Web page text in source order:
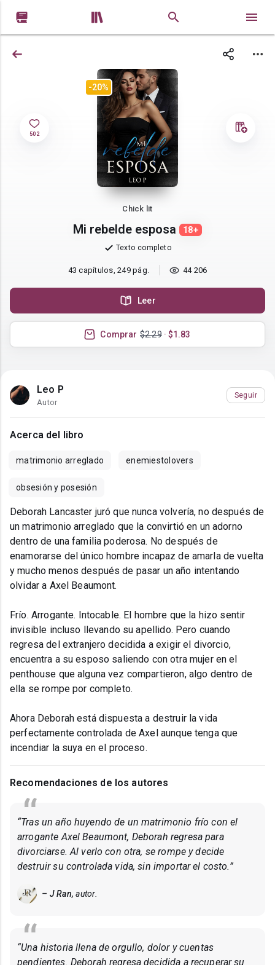
 
502
-20%
Chick lit
Mi rebelde esposa 18+
Texto completo
43 capítulos, 249 pág. 44 206
Leer
Comprar $2.29· $1.83
Leo P
Autor
Seguir
Acerca del libro
matrimonio arreglado enemiestolovers
obsesión y posesión
Deborah Lancaster juró que nunca volvería, no después de
un matrimonio arreglado que la convirtió en un adorno
dentro de una familia poderosa. No después de
enamorarse del único hombre incapaz de amarla de vuelta
y mucho menos después de pasar un año intentando
olvidar a Axel Beaumont.
Frío. Arrogante. Intocable. El hombre que la hizo sentir
invisible incluso llevando su apellido. Pero cuando
regresa del extranjero decidida a exigir el divorcio,
encuentra a su esposo saliendo con otra mujer en el
penthouse que alguna vez compartieron, algo dentro de
ella se rompe por completo.
Ahora Deborah está dispuesta a destruir la vida
perfectamente controlada de Axel aunque tenga que
incendiar la suya en el proceso.
Recomendaciones de los autores
“Tras un año huyendo de un matrimonio frío con el
arrogante Axel Beaumont, Deborah regresa para
divorciarse. Al verlo con otra, se rompe y decide
destruir su controlada vida, sin importar el costo.”
– J Ran, autor.
“Una historia llena de orgullo, dolor y cuentas
pendientes. Deborah regresa decidida a recuperar su